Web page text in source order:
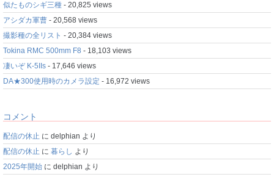
似たものシギ三種 - 20,825 views
アシダカ軍曹 - 20,568 views
撮影種の全リスト - 20,384 views
Tokina RMC 500mm F8 - 18,103 views
凄いぞ K-5IIs - 17,646 views
DA★300使用時のカメラ設定 - 16,972 views
コメント
配信の休止 に delphian より
配信の休止 に 暮らし より
2025年開始 に delphian より